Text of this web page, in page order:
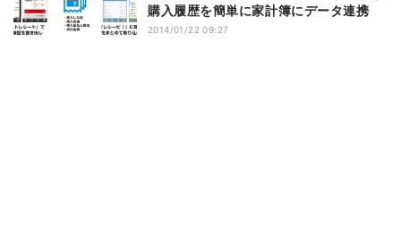
購入履歴を簡単に家計簿にデータ連携
2014/01/22 09:27